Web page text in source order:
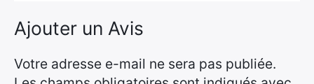
Ajouter un Avis
Votre adresse e-mail ne sera pas publiée.